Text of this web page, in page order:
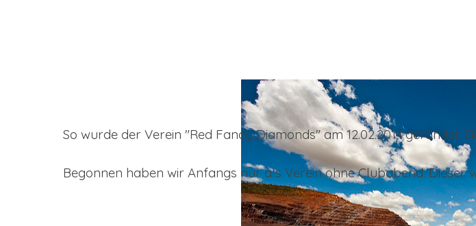
So wurde der Verein "Red Fancy Diamonds" am 12.02.2014 geründet.
Begonnen haben wir Anfangs nur als Verein ohne Clubabend. Dieser